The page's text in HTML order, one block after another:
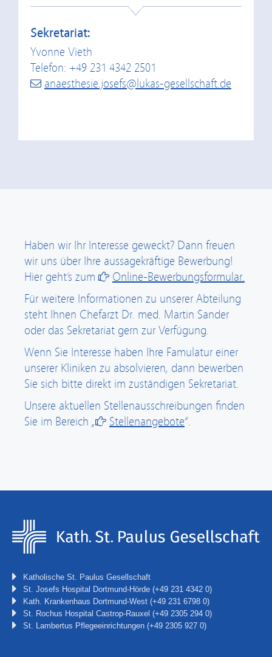
Sekretariat:
Yvonne Vieth
Telefon: +49 231 4342 2501
anaesthesie.josefs@lukas-gesellschaft.de
Haben wir Ihr Interesse geweckt? Dann freuen
wir uns über Ihre aussagekräftige Bewerbung!
Hier geht’s zum
Online-Bewerbungsformular.
Für weitere Informationen zu unserer Abteilung
steht Ihnen Chefarzt Dr. med. Martin Sander
oder das Sekretariat gern zur Verfügung.
Wenn Sie Interesse haben Ihre Famulatur einer
unserer Kliniken zu absolvieren, dann bewerben
Sie sich bitte direkt im zuständigen Sekretariat.
Unsere aktuellen Stellenausschreibungen finden
Sie im Bereich „
Stellenangebote“.
Katholische St. Paulus Gesellschaft
St. Josefs Hospital Dortmund-Hörde (+49 231 4342 0)
Kath. Krankenhaus Dortmund-West (+49 231 6798 0)
St. Rochus Hospital Castrop-Rauxel (+49 2305 294 0)
St. Lambertus Pflegeeinrichtungen (+49 2305 927 0)